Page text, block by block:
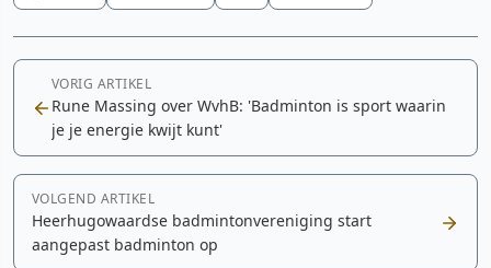
VORIG ARTIKEL
Rune Massing over WvhB: 'Badminton is sport waarin
je je energie kwijt kunt'
VOLGEND ARTIKEL
Heerhugowaardse badmintonvereniging start
aangepast badminton op